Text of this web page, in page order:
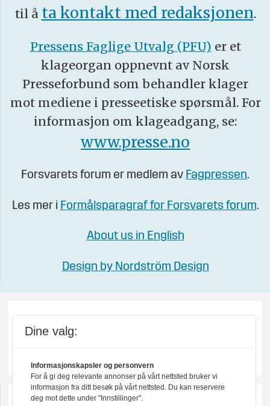
til å ta kontakt med redaksjonen.
Pressens Faglige Utvalg (PFU) er et
klageorgan oppnevnt av Norsk
Presseforbund som behandler klager
mot mediene i presseetiske spørsmål. For
informasjon om klageadgang, se:
www.presse.no
Forsvarets forum er medlem av Fagpressen.
Les mer i Formålsparagraf for Forsvarets forum.
About us in English
Design by Nordström Design
Dine valg:
Informasjonskapsler og personvern
For å gi deg relevante annonser på vårt nettsted bruker vi
informasjon fra ditt besøk på vårt nettsted. Du kan reservere
deg mot dette under "Innstillinger".